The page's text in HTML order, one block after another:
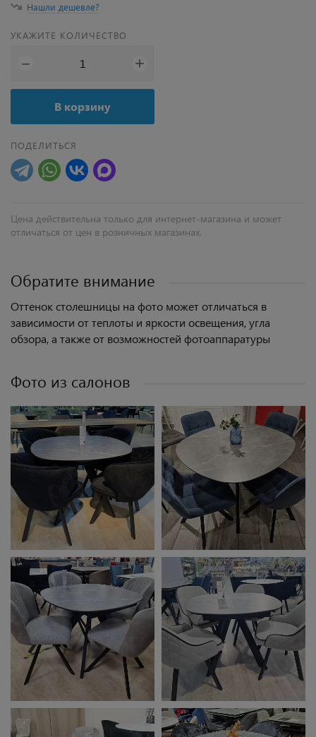
Нашли дешевле?
УКАЖИТЕ КОЛИЧЕСТВО
− +
В корзину
ПОДЕЛИТЬСЯ
Цена действительна только для интернет-магазина и может
отличаться от цен в розничных магазинах.
Обратите внимание
Оттенок столешницы на фото может отличаться в
зависимости от теплоты и яркости освещения, угла
обзора, а также от возможностей фотоаппаратуры
Фото из салонов